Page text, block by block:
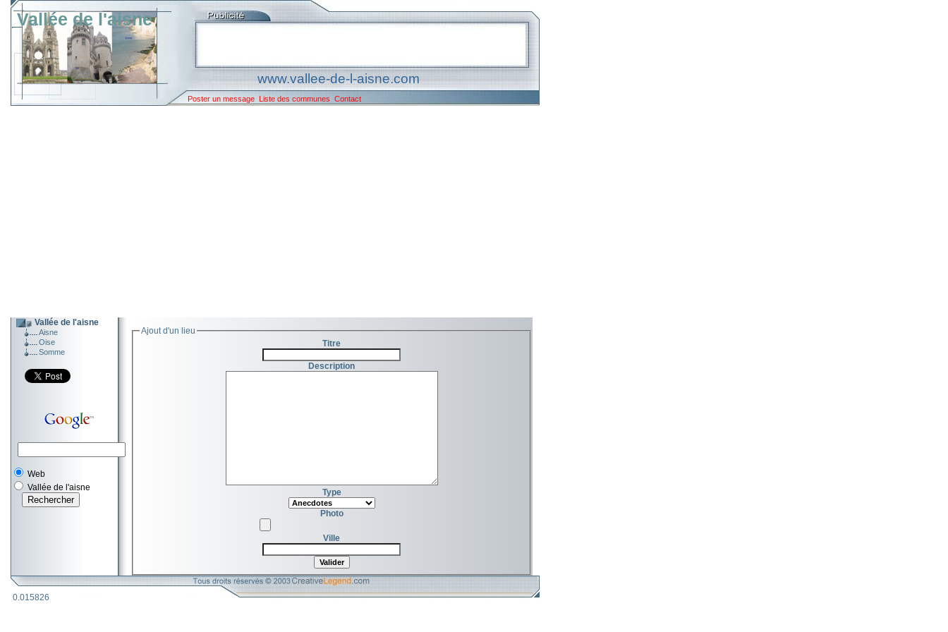
Vallée de l'aisne
www.vallee-de-l-aisne.com
Poster un message Liste des communes Contact
Vallée de l'aisne
Aisne
Oise
Somme
Web
Vallée de l'aisne
Ajout d'un lieu
Titre
Description
Type
Photo
Ville
0.015826